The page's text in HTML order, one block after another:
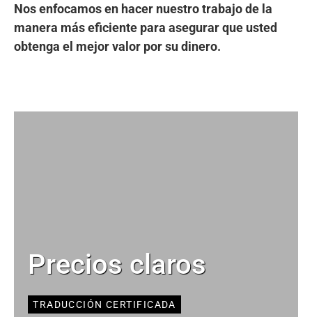
Nos enfocamos en hacer nuestro trabajo de la
manera más eficiente para asegurar que usted
obtenga el mejor valor por su dinero.
Precios claros
TRADUCCIÓN CERTIFICADA